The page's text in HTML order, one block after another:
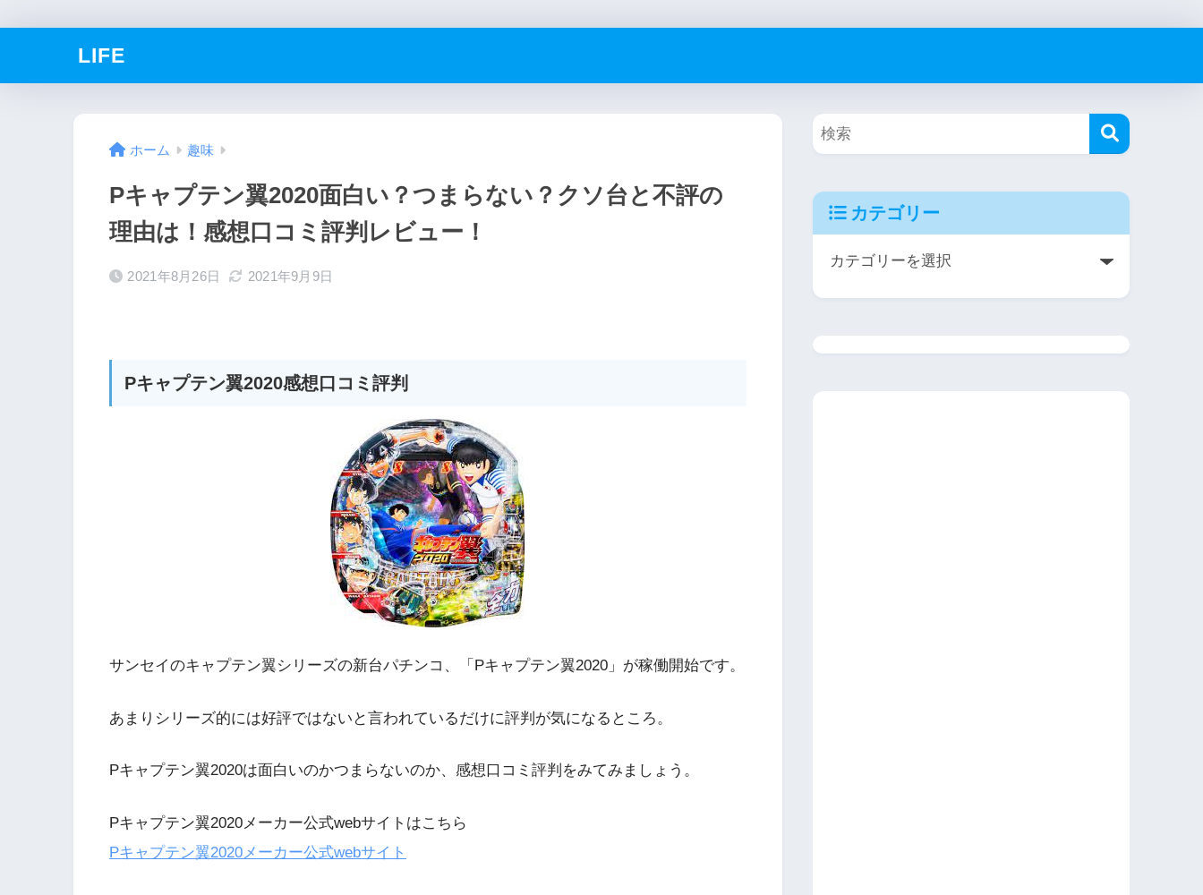
LIFE
ホーム 趣味
Pキャプテン翼2020面白い？つまらない？クソ台と不評の
理由は！感想口コミ評判レビュー！
2021年8月26日 2021年9月9日
Pキャプテン翼2020感想口コミ評判
サンセイのキャプテン翼シリーズの新台パチンコ、「Pキャプテン翼2020」が稼働開始です。
あまりシリーズ的には好評ではないと言われているだけに評判が気になるところ。
Pキャプテン翼2020は面白いのかつまらないのか、感想口コミ評判をみてみましょう。
Pキャプテン翼2020メーカー公式webサイトはこちら
Pキャプテン翼2020メーカー公式webサイト
カテゴリー